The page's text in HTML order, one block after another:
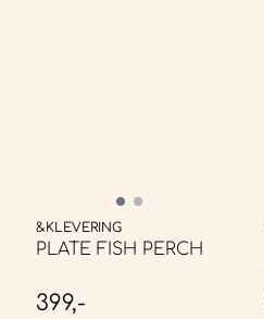
&KLEVERING
PLATE FISH PERCH
399,-